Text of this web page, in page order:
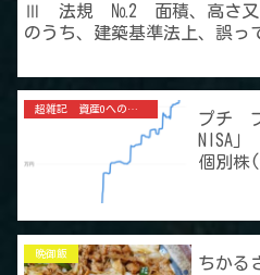
Ⅲ 法規 №2 面積、高さ又
のうち、建築基準法上、誤っ
超雑記 資産0への道
プチ
NISA
個別
晩御飯
ちかる